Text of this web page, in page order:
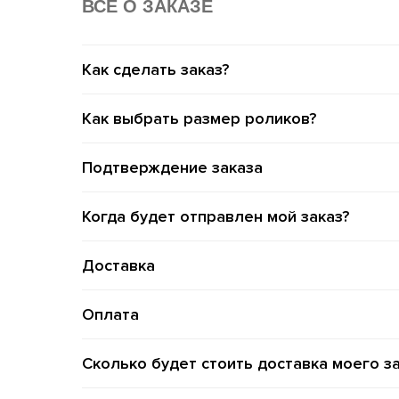
ВСË О ЗАКАЗЕ
Как сделать заказ?
Как выбрать размер роликов?
Подтверждение заказа
Когда будет отправлен мой заказ?
Доставка
Оплата
Сколько будет стоить доставка моего